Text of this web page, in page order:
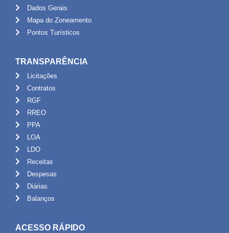
Dados Gerais
Mapa do Zoneamento
Pontos Turísticos
TRANSPARÊNCIA
Licitações
Contratos
RGF
RREO
PPA
LOA
LDO
Receitas
Despesas
Diárias
Balanços
ACESSO RÁPIDO